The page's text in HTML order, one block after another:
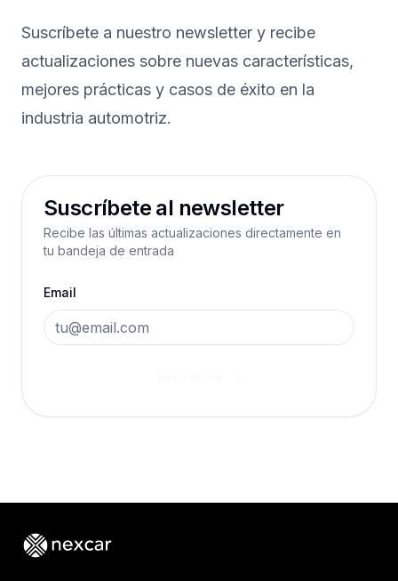
Suscríbete a nuestro newsletter y recibe
actualizaciones sobre nuevas características,
mejores prácticas y casos de éxito en la
industria automotriz.
Suscríbete al newsletter
Recibe las últimas actualizaciones directamente en
tu bandeja de entrada
Email